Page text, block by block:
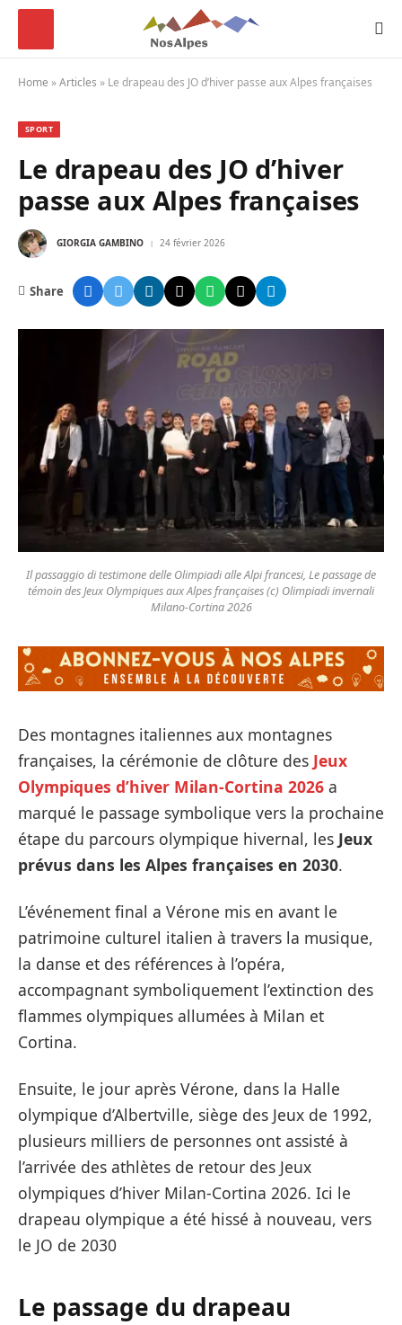
Home »Articles » Le drapeau des JO d’hiver passe aux Alpes françaises
SPORT
Le drapeau des JO d’hiver
passe aux Alpes françaises
GIORGIA GAMBINO 24 février 2026
Share
Il passaggio di testimone delle Olimpiadi alle Alpi francesi, Le passage de
témoin des Jeux Olympiques aux Alpes françaises (c) Olimpiadi invernali
Milano-Cortina 2026
Des montagnes italiennes aux montagnes
françaises, la cérémonie de clôture des Jeux
Olympiques d’hiver Milan-Cortina 2026 a
marqué le passage symbolique vers la prochaine
étape du parcours olympique hivernal, les Jeux
prévus dans les Alpes françaises en 2030.
L’événement final a Vérone mis en avant le
patrimoine culturel italien à travers la musique,
la danse et des références à l’opéra,
accompagnant symboliquement l’extinction des
flammes olympiques allumées à Milan et
Cortina.
Ensuite, le jour après Vérone, dans la Halle
olympique d’Albertville, siège des Jeux de 1992,
plusieurs milliers de personnes ont assisté à
l’arrivée des athlètes de retour des Jeux
olympiques d’hiver Milan-Cortina 2026. Ici le
drapeau olympique a été hissé à nouveau, vers
le JO de 2030
Le passage du drapeau